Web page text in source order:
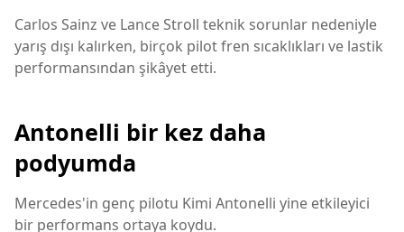
Carlos Sainz ve Lance Stroll teknik sorunlar nedeniyle
yarış dışı kalırken, birçok pilot fren sıcaklıkları ve lastik
performansından şikâyet etti.
Antonelli bir kez daha
podyumda
Mercedes'in genç pilotu Kimi Antonelli yine etkileyici
bir performans ortaya koydu.